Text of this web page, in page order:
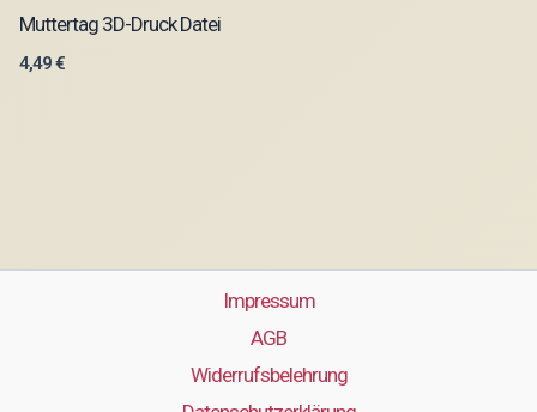
Muttertag 3D-Druck Datei
4,49€
Impressum
AGB
Widerrufsbelehrung